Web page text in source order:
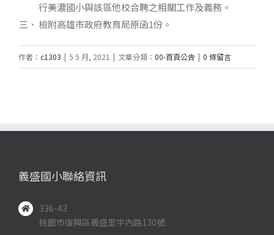
行美濃國小與該區他校合聘之相關工作及義務。
三、 檢附高雄市政府教育局原函1份。
作者： c1303 | 5 5 月, 2021 | 文章分類： 00-首頁公告 | 0 條留言
義盛國小聯絡資訊
336-43
桃園市復興區義盛里宇內路130號